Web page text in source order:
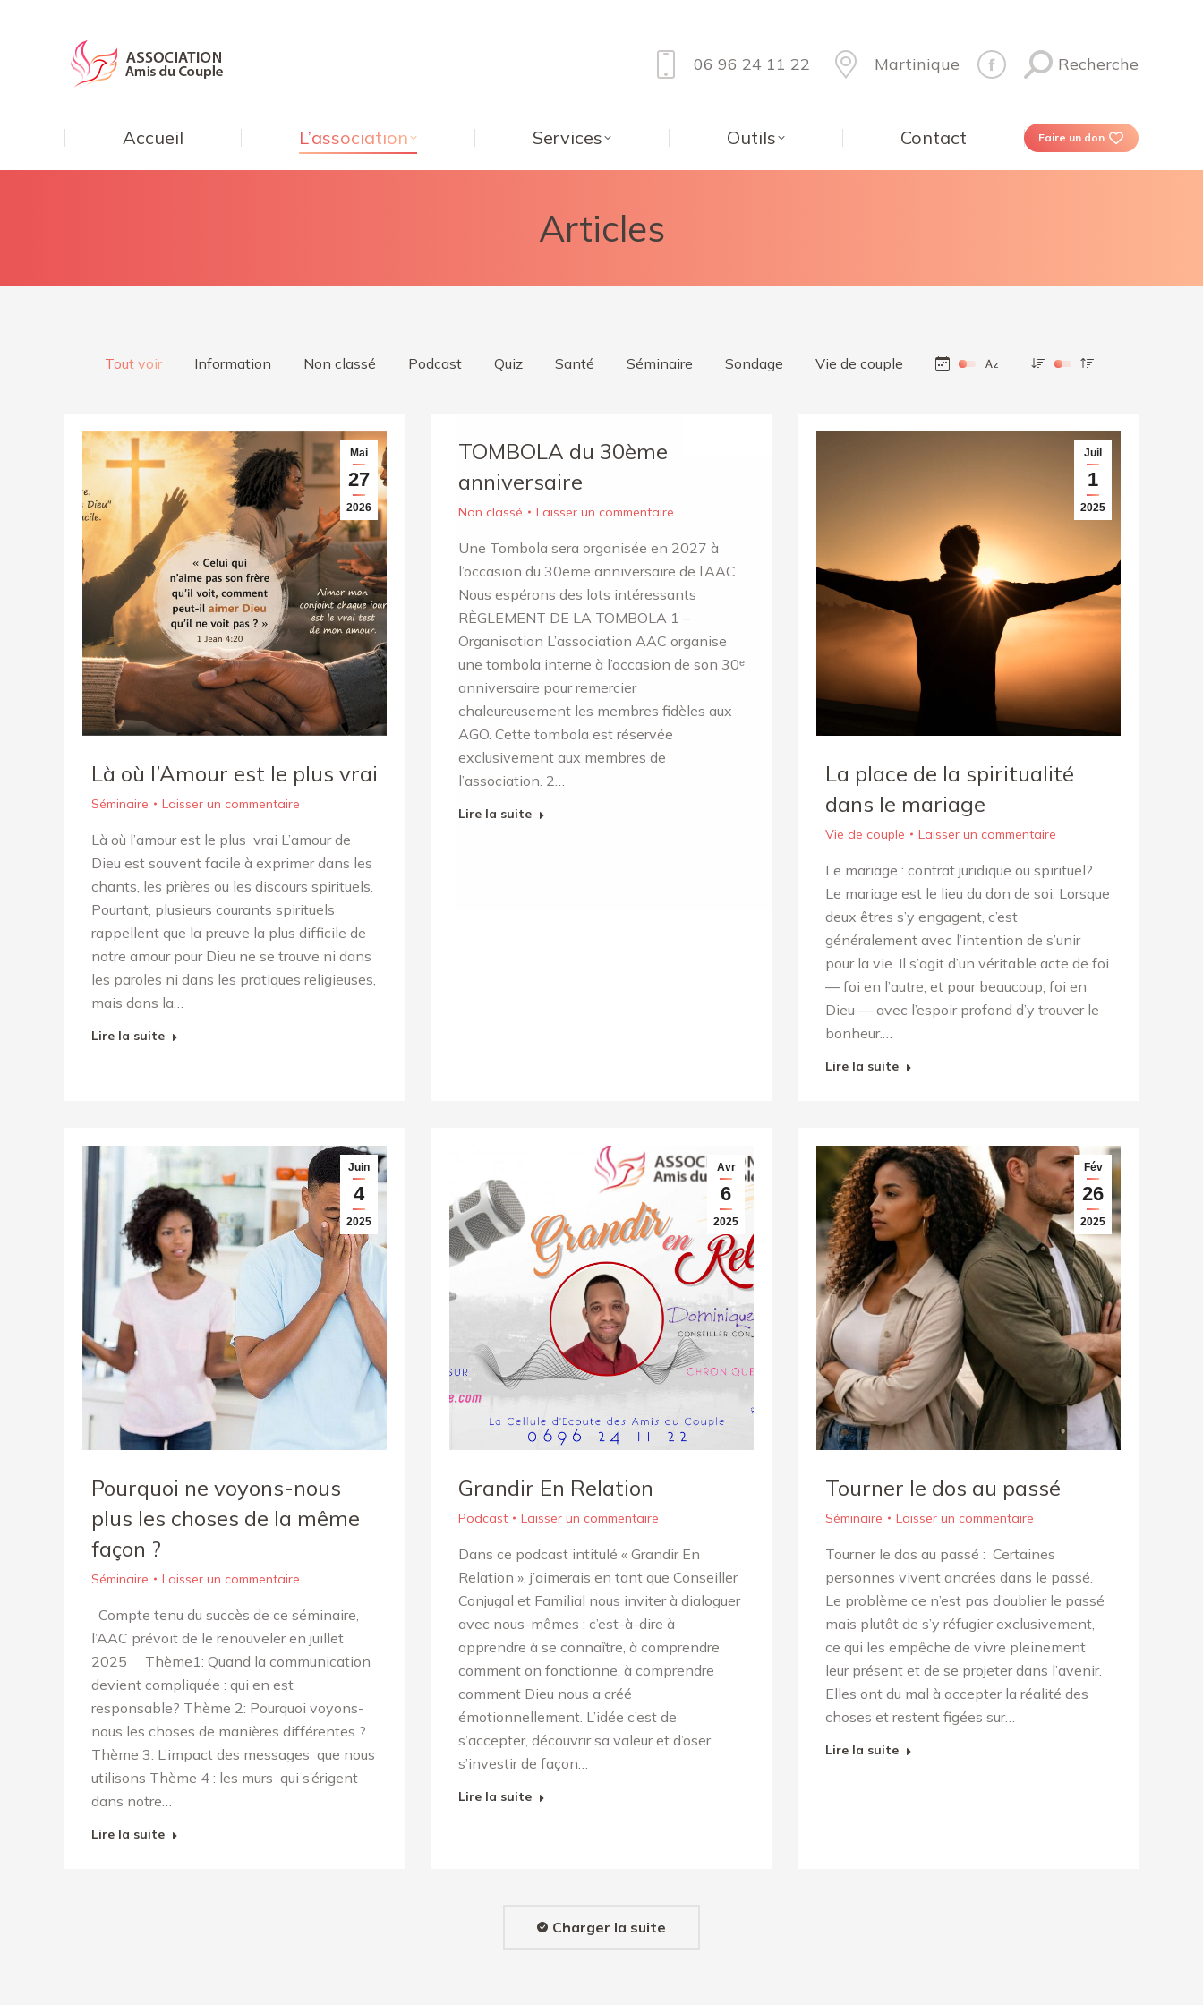
06 96 24 11 22 Martinique Recherche
Accueil L’association Services Outils Contact Faire un don
Articles
Tout voir Information Non classé Podcast Quiz Santé Séminaire Sondage Vie de couple
Mai
27
2026
Là où l’Amour est le plus vrai
Séminaire Laisser un commentaire
Là où l’amour est le plus vrai L’amour de
Dieu est souvent facile à exprimer dans les
chants, les prières ou les discours spirituels.
Pourtant, plusieurs courants spirituels
rappellent que la preuve la plus difficile de
notre amour pour Dieu ne se trouve ni dans
les paroles ni dans les pratiques religieuses,
mais dans la…
Lire la suite
TOMBOLA du 30ème
anniversaire
Non classé Laisser un commentaire
Une Tombola sera organisée en 2027 à
l’occasion du 30eme anniversaire de l’AAC.
Nous espérons des lots intéressants
RÈGLEMENT DE LA TOMBOLA 1 –
Organisation L’association AAC organise
une tombola interne à l’occasion de son 30ᵉ
anniversaire pour remercier
chaleureusement les membres fidèles aux
AGO. Cette tombola est réservée
exclusivement aux membres de
l’association. 2…
Lire la suite
Juil
1
2025
La place de la spiritualité
dans le mariage
Vie de couple Laisser un commentaire
Le mariage : contrat juridique ou spirituel?
Le mariage est le lieu du don de soi. Lorsque
deux êtres s’y engagent, c’est
généralement avec l’intention de s’unir
pour la vie. Il s’agit d’un véritable acte de foi
— foi en l’autre, et pour beaucoup, foi en
Dieu — avec l’espoir profond d’y trouver le
bonheur.…
Lire la suite
Juin
4
2025
Pourquoi ne voyons-nous
plus les choses de la même
façon ?
Séminaire Laisser un commentaire
Compte tenu du succès de ce séminaire,
l’AAC prévoit de le renouveler en juillet
2025 Thème1: Quand la communication
devient compliquée : qui en est
responsable? Thème 2: Pourquoi voyons-
nous les choses de manières différentes ?
Thème 3: L’impact des messages que nous
utilisons Thème 4 : les murs qui s’érigent
dans notre…
Lire la suite
Avr
6
2025
Grandir En Relation
Podcast Laisser un commentaire
Dans ce podcast intitulé « Grandir En
Relation », j’aimerais en tant que Conseiller
Conjugal et Familial nous inviter à dialoguer
avec nous-mêmes : c’est-à-dire à
apprendre à se connaître, à comprendre
comment on fonctionne, à comprendre
comment Dieu nous a créé
émotionnellement. L’idée c’est de
s’accepter, découvrir sa valeur et d’oser
s’investir de façon…
Lire la suite
Fév
26
2025
Tourner le dos au passé
Séminaire Laisser un commentaire
Tourner le dos au passé : Certaines
personnes vivent ancrées dans le passé.
Le problème ce n’est pas d’oublier le passé
mais plutôt de s’y réfugier exclusivement,
ce qui les empêche de vivre pleinement
leur présent et de se projeter dans l’avenir.
Elles ont du mal à accepter la réalité des
choses et restent figées sur…
Lire la suite
Charger la suite